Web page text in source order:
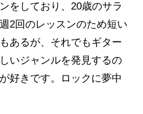
をしており、20歳のサラ
2回のレッスンのため短い
あるが、それでもギター
いジャンルを発見するの
好きです。ロックに夢中